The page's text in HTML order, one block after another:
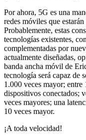
Por ahora, 5G es una
redes móviles que
Probablemente, estas
tecnologías existentes,
complementadas por
actualmente diseñadas,
banda ancha móvil de
tecnología será capaz de
1.000 veces mayor; entre
dispositivos conectados;
veces mayores; una
10 veces mayor.
¡A toda velocidad!